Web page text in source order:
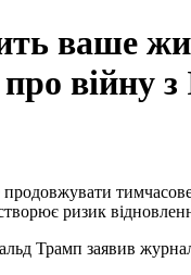
ваше
війну
ризик
Трамп заявив